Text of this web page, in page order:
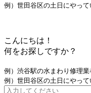
例）世田谷区の土日にやっ
こんにちは！
何をお探しですか？
例）渋谷駅の水まわり修理業
例）世田谷区の土日にやっ